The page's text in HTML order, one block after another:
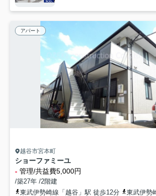
アパート
越谷市宮本町
ショーファミーユ
- 管理/共益費5,000円
/築27年 /2階建
東武伊勢崎線「越谷」駅 徒歩12分
東武伊勢崎線